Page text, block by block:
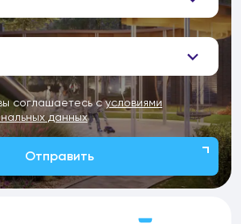
соглашаетесь сусловиями
данных
Отправить